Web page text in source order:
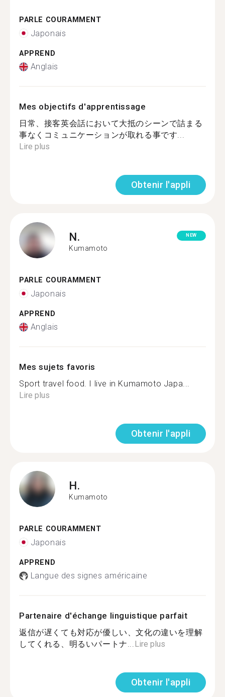
PARLE COURAMMENT
Japonais
APPREND
Anglais
Mes objectifs d'apprentissage
日常、接客英会話において大抵のシーンで詰まる
事なくコミュニケーションが取れる事です...
Lire plus
Obtenir l'appli
N.
Kumamoto
NEW
PARLE COURAMMENT
Japonais
APPREND
Anglais
Mes sujets favoris
Sport travel food. I live in Kumamoto Japa...
Lire plus
Obtenir l'appli
H.
Kumamoto
PARLE COURAMMENT
Japonais
APPREND
Langue des signes américaine
Partenaire d'échange linguistique parfait
返信が遅くても対応が優しい、文化の違いを理解
してくれる、明るいパートナ...Lire plus
Obtenir l'appli